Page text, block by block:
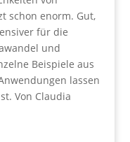
schon enorm. Gut,
für die
und
Beispiele aus
lassen
Von Claudia